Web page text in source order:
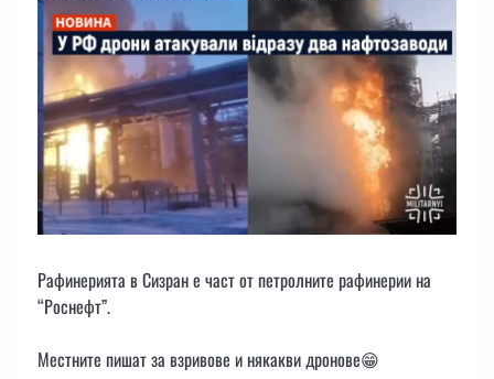
Рафинерията в Сизран е част от петролните рафинерии на
“Роснефт”.
Местните пишат за взривове и някакви дронове😁